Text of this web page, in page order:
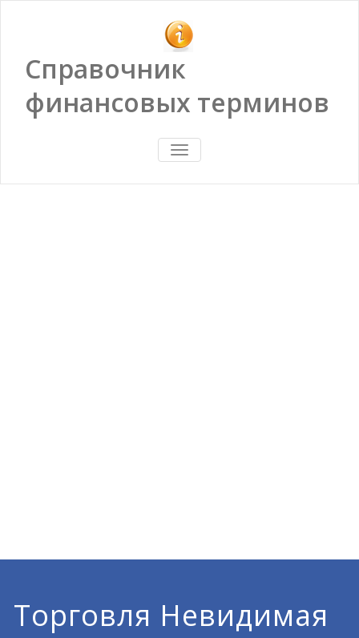
Справочник
финансовых терминов
ПОКАЗАТЬ/
СКРЫТЬ
Торговля Невидимая